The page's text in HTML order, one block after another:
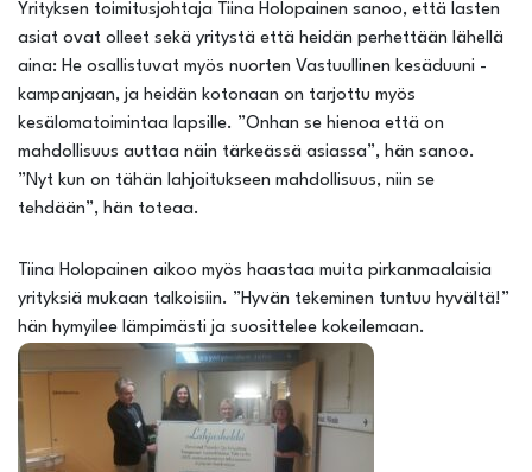
Yrityksen toimitusjohtaja Tiina Holopainen sanoo, että lasten
asiat ovat olleet sekä yritystä että heidän perhettään lähellä
aina: He osallistuvat myös nuorten Vastuullinen kesäduuni -
kampanjaan, ja heidän kotonaan on tarjottu myös
kesälomatoimintaa lapsille. ”Onhan se hienoa että on
mahdollisuus auttaa näin tärkeässä asiassa”, hän sanoo.
”Nyt kun on tähän lahjoitukseen mahdollisuus, niin se
tehdään”, hän toteaa.
Tiina Holopainen aikoo myös haastaa muita pirkanmaalaisia
yrityksiä mukaan talkoisiin. ”Hyvän tekeminen tuntuu hyvältä!”
hän hymyilee lämpimästi ja suosittelee kokeilemaan.